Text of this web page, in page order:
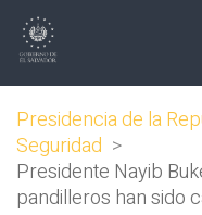
Presidencia de la
Seguridad >
Presidente Nayib
pandilleros han sido